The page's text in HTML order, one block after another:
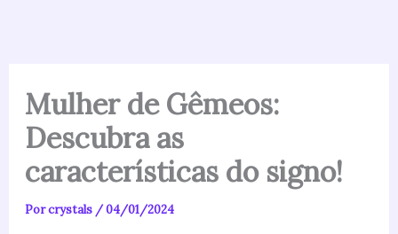
Mulher de Gêmeos:
Descubra as
características do signo!
Porcrystals /04/01/2024